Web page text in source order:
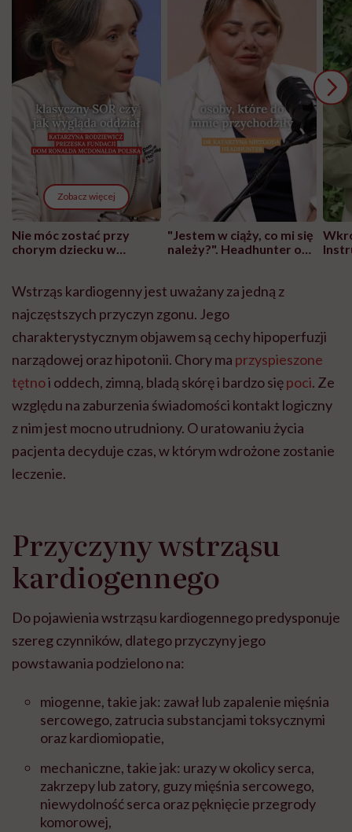
Zobacz więcej
Nie móc zostać przy
chorym dziecku w
może chyba tylko
głupota i brak
wyobraźni"
"Jestem w ciąży, co mi się
należy?". Headhunter o
pracy
Wstrząs kardiogenny jest uważany za jedną z
najczęstszych przyczyn zgonu. Jego
charakterystycznym objawem są cechy hipoperfuzji
narządowej oraz hipotonii. Chory ma przyspieszone
tętnoi oddech, zimną, bladą skórę i bardzo siępoci. Ze
względu na zaburzenia świadomości kontakt logiczny
z nim jest mocno utrudniony. O uratowaniu życia
pacjenta decyduje czas, w którym wdrożone zostanie
leczenie.
Przyczyny wstrząsu
kardiogennego
Do pojawienia wstrząsu kardiogennego predysponuje
szereg czynników, dlatego przyczyny jego
powstawania podzielono na:
miogenne, takie jak: zawał lub zapalenie mięśnia
sercowego, zatrucia substancjami toksycznymi
oraz kardiomiopatie,
mechaniczne, takie jak: urazy w okolicy serca,
zakrzepy lub zatory, guzy mięśnia sercowego,
niewydolność serca oraz pęknięcie przegrody
komorowej,